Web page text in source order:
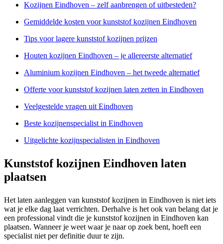
Kozijnen Eindhoven – zelf aanbrengen of uitbesteden?
Gemiddelde kosten voor kunststof kozijnen Eindhoven
Tips voor lagere kunststof kozijnen prijzen
Houten kozijnen Eindhoven – je allereerste alternatief
Aluminium kozijnen Eindhoven – het tweede alternatief
Offerte voor kunststof kozijnen laten zetten in Eindhoven
Veelgestelde vragen uit Eindhoven
Beste kozijnenspecialist in Eindhoven
Uitgelichte kozijnspecialisten in Eindhoven
Kunststof kozijnen Eindhoven laten
plaatsen
Het laten aanleggen van kunststof kozijnen in Eindhoven is niet iets
wat je elke dag laat verrichten. Derhalve is het ook van belang dat je
een professional vindt die je kunststof kozijnen in Eindhoven kan
plaatsen. Wanneer je weet waar je naar op zoek bent, hoeft een
specialist niet per definitie duur te zijn.